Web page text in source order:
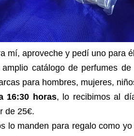
mí, aproveche y pedí uno para
catálogo de perfumes
para hombres, mujeres,
16:30 horas, lo recibimos al
de 25€.
lo manden para regalo como